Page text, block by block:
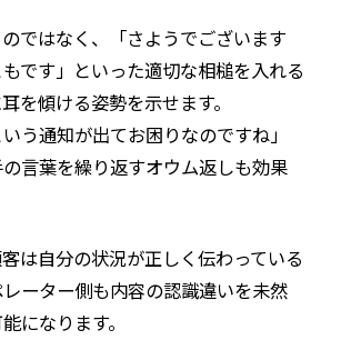
ではなく、「さようでございます
です」といった適切な相槌を入れる
を傾ける姿勢を示せます。
う通知が出てお困りなのですね」
言葉を繰り返すオウム返しも効果
は自分の状況が正しく伝わっている
ーター側も内容の認識違いを未然
になります。